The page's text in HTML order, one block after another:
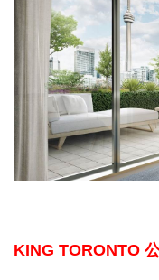
KING TORONTO